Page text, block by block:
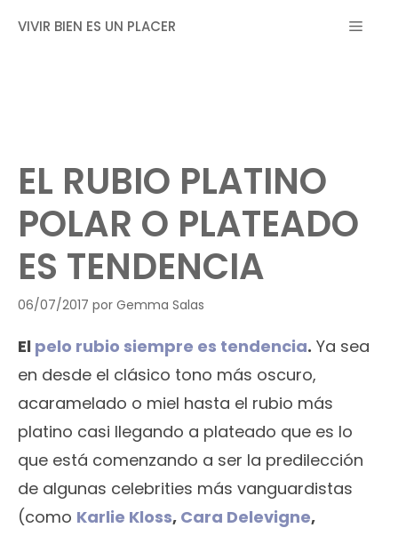
VIVIR BIEN ES UN PLACER MENÚ
EL RUBIO PLATINO
POLAR O PLATEADO
ES TENDENCIA
06/07/2017 por Gemma Salas
El pelo rubio siempre es tendencia. Ya sea
en desde el clásico tono más oscuro,
acaramelado o miel hasta el rubio más
platino casi llegando a plateado que es lo
que está comenzando a ser la predilección
de algunas celebrities más vanguardistas
(como Karlie Kloss, Cara Delevigne,